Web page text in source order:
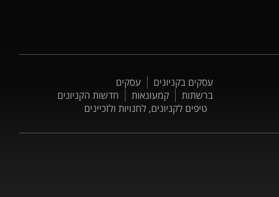
עסקים בקניונים
עסקים
ברשתות
קמעונאות
חדשות הקניונים
טיפים לקניונים, לחנויות ולזכיינים